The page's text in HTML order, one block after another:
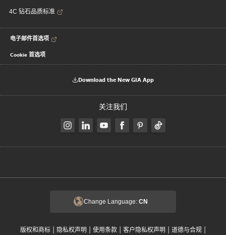
4C 钻石品质标准
电子邮件首选项
Cookie 首选项
Download the New GIA App
关注我们
Change Language: CN
版权和商标 | 隐私权声明 | 使用条款 | 客户隐私权声明 | 道德与合规 |